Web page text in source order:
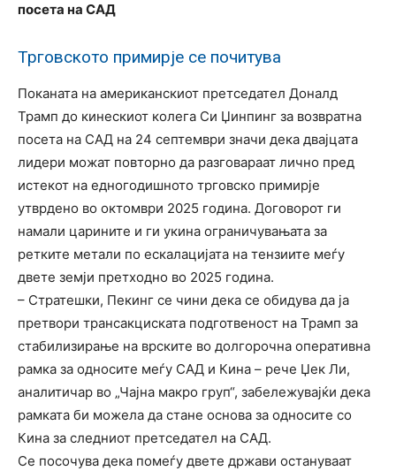
посета на САД
Трговското примирје се почитува
Поканата на американскиот претседател Доналд
Трамп до кинескиот колега Си Џинпинг за возвратна
посета на САД на 24 септември значи дека двајцата
лидери можат повторно да разговараат лично пред
истекот на едногодишното трговско примирје
утврдено во октомври 2025 година. Договорот ги
намали царините и ги укина ограничувањата за
ретките метали по ескалацијата на тензиите меѓу
двете земји претходно во 2025 година.
– Стратешки, Пекинг се чини дека се обидува да ја
претвори трансакциската подготвеност на Трамп за
стабилизирање на врските во долгорочна оперативна
рамка за односите меѓу САД и Кина – рече Џек Ли,
аналитичар во „Чајна макро груп“, забележувајќи дека
рамката би можела да стане основа за односите со
Кина за следниот претседател на САД.
Се посочува дека помеѓу двете држави остануваат